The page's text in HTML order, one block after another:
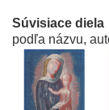
Súvisiace diela
podľa názvu,